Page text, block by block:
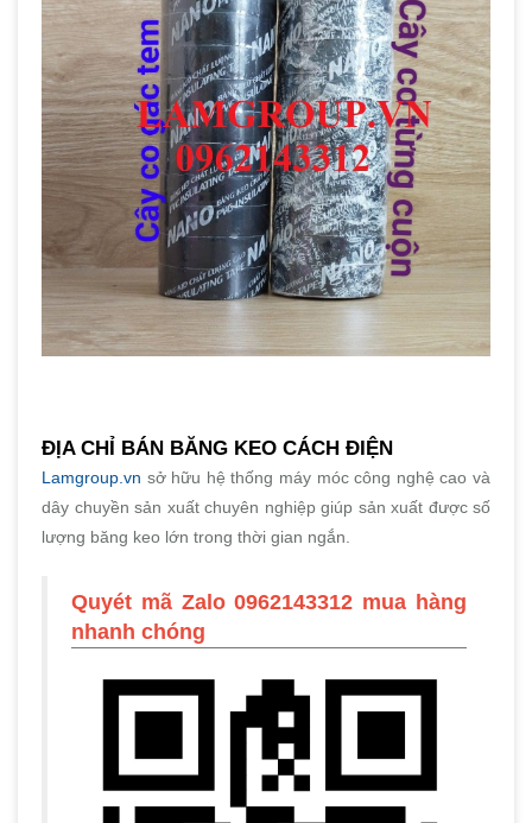
ĐỊA CHỈ BÁN BĂNG KEO CÁCH ĐIỆN
Lamgroup.vn sở hữu hệ thống máy móc công nghệ cao và
dây chuyền sản xuất chuyên nghiệp giúp sản xuất được số
lượng băng keo lớn trong thời gian ngắn.
Quyét mã Zalo 0962143312 mua hàng
nhanh chóng